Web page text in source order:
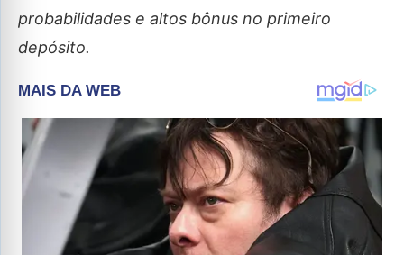
probabilidades e altos bônus no primeiro
depósito.